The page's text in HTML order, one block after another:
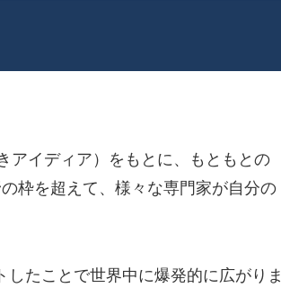
アイディア）をもとに、もともとの
枠を超えて、様々な専門家が自分の
たことで世界中に爆発的に広がりま